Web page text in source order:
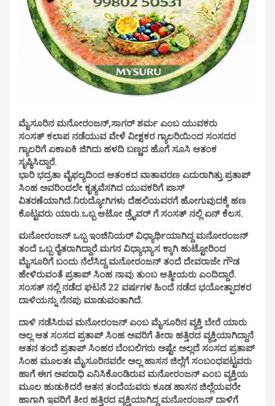
ಮೈಸೂರಿನ ಮನೋರಂಜನ್,ಸಾಗರ್ ಶರ್ಮ ಎಂಬ ಯುವಕರು
ಸಂಸತ್ ಕಲಾಪ ನಡೆಯುವ ವೇಳೆ ವೀಕ್ಷಕರ ಗ್ಯಾಲರಿಯಿಂದ ಸಂಸದರ
ಗ್ಯಾಲರಿಗೆ ಏಕಾಏಕಿ ಜಿಗಿದು ಹಳದಿ ಬಣ್ಣದ ಹೊಗೆ ಸೂಸಿ ಆತಂಕ
ಸೃಷ್ಠಿಸಿದ್ದಾರೆ.
ಭಾರಿ ಭದ್ರತಾ ವೈಫಲ್ಯದಿಂದ ಆತಂಕದ ವಾತಾವರಣ ಎದುರಾಗಿತ್ತು.ಪ್ರತಾಪ್
ಸಿಂಹ ಅವರಿಂದಲೇ ಕೃತ್ಯವೆಸಗಿದ ಯುವಕರಿಗೆ ಪಾಸ್
ವಿತರಣೆಯಾಗಿದೆ.ನಿರುದ್ಯೋಗಿಗಳು ದೆಹಲಿಯವರಗೆ ಹೋಗುವುದಕ್ಕೆ ಹಣ
ಕೊಟ್ಟವರು ಯಾರು.ಒಬ್ಬ ಆಟೋ ಡ್ರೈವರ್ ಗೆ ಸಂಸತ್ ನಲ್ಲಿ ಏನ್ ಕೆಲಸ.
ಮನೋರಂಜನ್ ಒಬ್ಬ ಇಂಜಿನಿಯರ್ ವಿಧ್ಯಾರ್ಥಿಯಾಗಿದ್ದ ಮನೋರಂಜನ್
ತಂದೆ ಒಬ್ಬ ರೈತರಾಗಿದ್ದಾರೆ.ಮಗನ ವಿಧ್ಯಾಭ್ಯಾಸ ಕ್ಕಾಗಿ ಹುಟ್ಟೋರಿಂದ
ಮೈಸೂರಿಗೆ ಬಂದು ನೆಲೆಸಿದ್ದ.ಮನೋರಂಜನ್ ತಂದೆ ದೇವರಾಜೇ ಗೌಡ
ಹೇಳಿರುವಂತೆ ಪ್ರತಾಪ್ ಸಿಂಹ ನಾವು ತುಂಬ ಆತ್ಮೀಯರು ಎಂದಿದ್ದಾರೆ.
ಸಂಸತ್ ನಲ್ಲಿ ನಡೆದ ಘಟನೆ 22 ವರ್ಷಗಳ ಹಿಂದೆ ನಡೆದ ಭಯೋತ್ಪಾದಕರ
ದಾಳಿಯನ್ನು ನೆನಪು ಮಾಡುವಂತಾಗಿದೆ.
ದಾಳಿ ನಡೆಸಿರುವ ಮನೋರಂಜನ್ ಎಂಬ ಮೈಸೂರಿನ ವ್ಯಕ್ತಿ ಬೇರೆ ಯಾರು
ಅಲ್ಲ ಆತ ಸಂಸದ ಪ್ರತಾಪ್ ಸಿಂಹ ಅವರಿಗೆ ತೀರಾ ಹತ್ತಿರದ ವ್ಯಕ್ತಿಯಾಗಿದ್ದಾನೆ
ಆತನ ತಂದೆ ಪ್ರತಾಪ್ ಸಿಂಹರ ಬೆಂಬಲಿಗರು ಅಷ್ಟೇ ಅಲ್ಲದೆ ಸಂಸದ ಪ್ರತಾಪ್
ಸಿಂಹ ಮೂಲತಃ ಮೈಸೂರಿನವರೇ ಅಲ್ಲ ಹಾಸನ ಜಿಲ್ಲೆಗೆ ಸಂಬಂಧಪಟ್ಟವರು
ಹಾಗೆ ಈಗ ಅಪರಾಧಿ ಎನಿಸಿಕೊಂಡಿರುವ ಮನೋರಂಜನ್ ಎಂಬ ವ್ಯಕ್ತಿಯ
ಮೂಲ ಹುಡುಕಿದರೆ ಆತನ ತಂದೆಯವರು ಕೂಡ ಹಾಸನ ಜಿಲ್ಲೆಯವರೇ
ಹಾಗಾಗಿ ಇವರಿಗೆ ತೀರ ಹತ್ತಿರದ ವ್ಯಕ್ತಿಯಾಗಿದ್ದ ಮನೋರಂಜನ್ ದಾಳಿಗೆ